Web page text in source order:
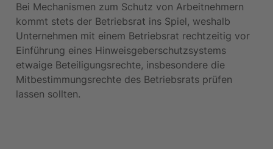
Bei Mechanismen zum Schutz von Arbeitnehmern
kommt stets der Betriebsrat ins Spiel, weshalb
Unternehmen mit einem Betriebsrat rechtzeitig vor
Einführung eines Hinweisgeberschutzsystems
etwaige Beteiligungsrechte, insbesondere die
Mitbestimmungsrechte des Betriebsrats prüfen
lassen sollten.